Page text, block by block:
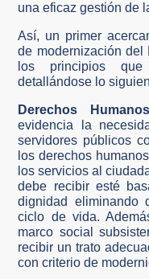
una eficaz gestión de
Así, un primer
de modernización del
los principios que
detallándose lo
Derechos Humanos
evidencia la
servidores públicos
los derechos
los servicios al
debe recibir esté
dignidad eliminando
ciclo de vida.
marco social
recibir un trato
con criterio de